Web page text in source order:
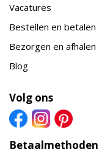
Vacatures
Bestellen en betalen
Bezorgen en afhalen
Blog
Volg ons
Betaalmethoden